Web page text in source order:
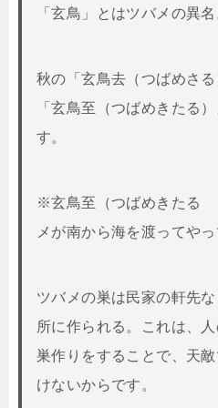
「玄鳥」とはツバメの異名
秋の「玄鳥去（つばめさ
「玄鳥至（つばめきたる
す。
※玄鳥至（つばめきたる
メが南から海を渡ってやっ
ツバメの巣は民家の軒先
所に作られる。これは、
巣作りをすることで、天
けないからです。